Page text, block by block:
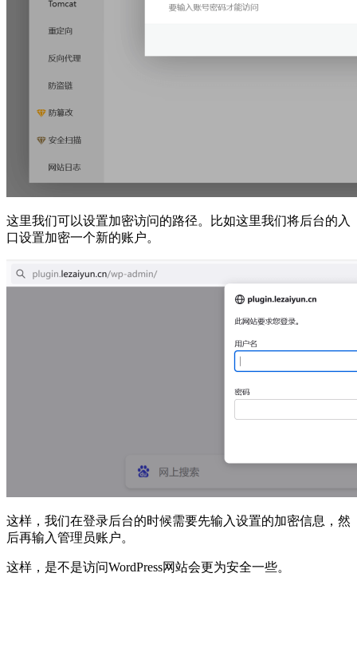
这里我们可以设置加密访问的路径。比如这里我们将后台的入
口设置加密一个新的账户。
这样，我们在登录后台的时候需要先输入设置的加密信息，然
后再输入管理员账户。
这样，是不是访问WordPress网站会更为安全一些。